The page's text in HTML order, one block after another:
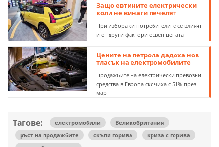
Защо евтините електрически
коли не винаги печелят
При избора си потребителите се влияят
и от други фактори освен цената
Цените на петрола дадоха нов
тласък на електромобилите
Продажбите на електрически превозни
средства в Европа скочиха с 51% през
март
Тагове: електромобили
Великобритания
ръст на продажбите
скъпи горива
криза с горива